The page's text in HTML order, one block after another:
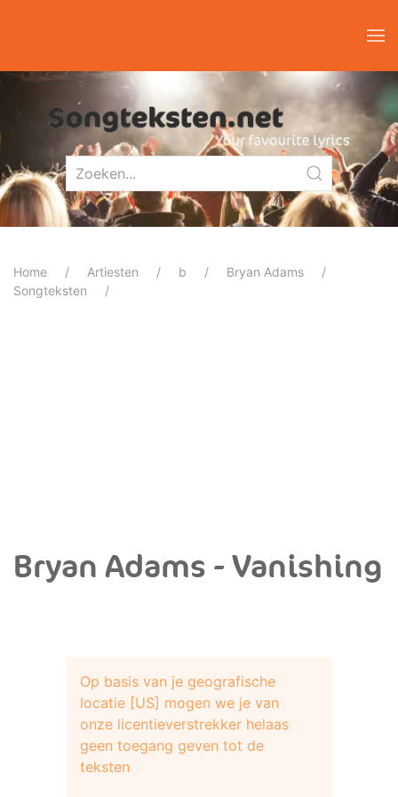
Home Artiesten b
Bryan Adams
Songteksten
Bryan Adams - Vanishing
Op basis van je geografische
locatie [US] mogen we je van
onze licentieverstrekker helaas
geen toegang geven tot de
teksten